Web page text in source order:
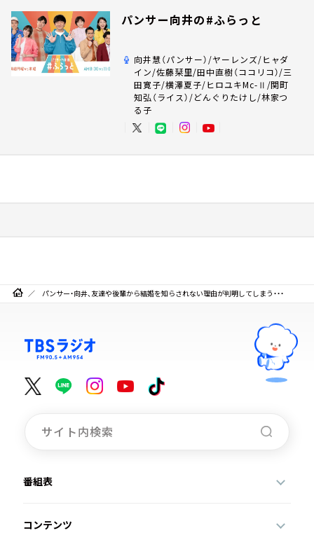
パンサー向井の#ふらっと
向井慧（パンサー）/ヤーレンズ/ヒャダ
イン/佐藤栞里/田中直樹（ココリコ）/三
田寛子/横澤夏子/ヒロユキMc-Ⅱ/関町
知弘（ライス）/どんぐりたけし/林家つ
る子
パンサー・向井、友達や後輩から結婚を知らされない理由が判明してしまう・・・
番組表
コンテンツ